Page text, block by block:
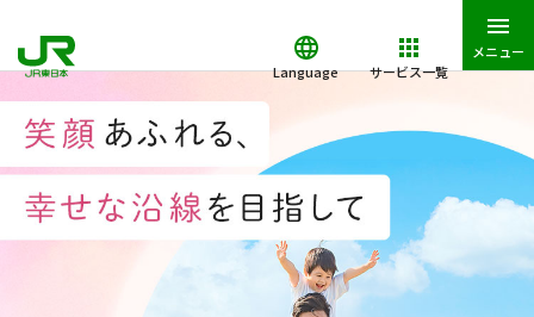
Language サービス一覧
メニュー